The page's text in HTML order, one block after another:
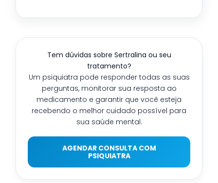
Tem dúvidas sobre Sertralina ou seu
tratamento?
Um psiquiatra pode responder todas as suas
perguntas, monitorar sua resposta ao
medicamento e garantir que você esteja
recebendo o melhor cuidado possível para
sua saúde mental.
AGENDAR CONSULTA COM
PSIQUIATRA